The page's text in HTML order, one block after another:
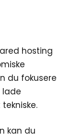
hosting
du fokusere
lade
kan du